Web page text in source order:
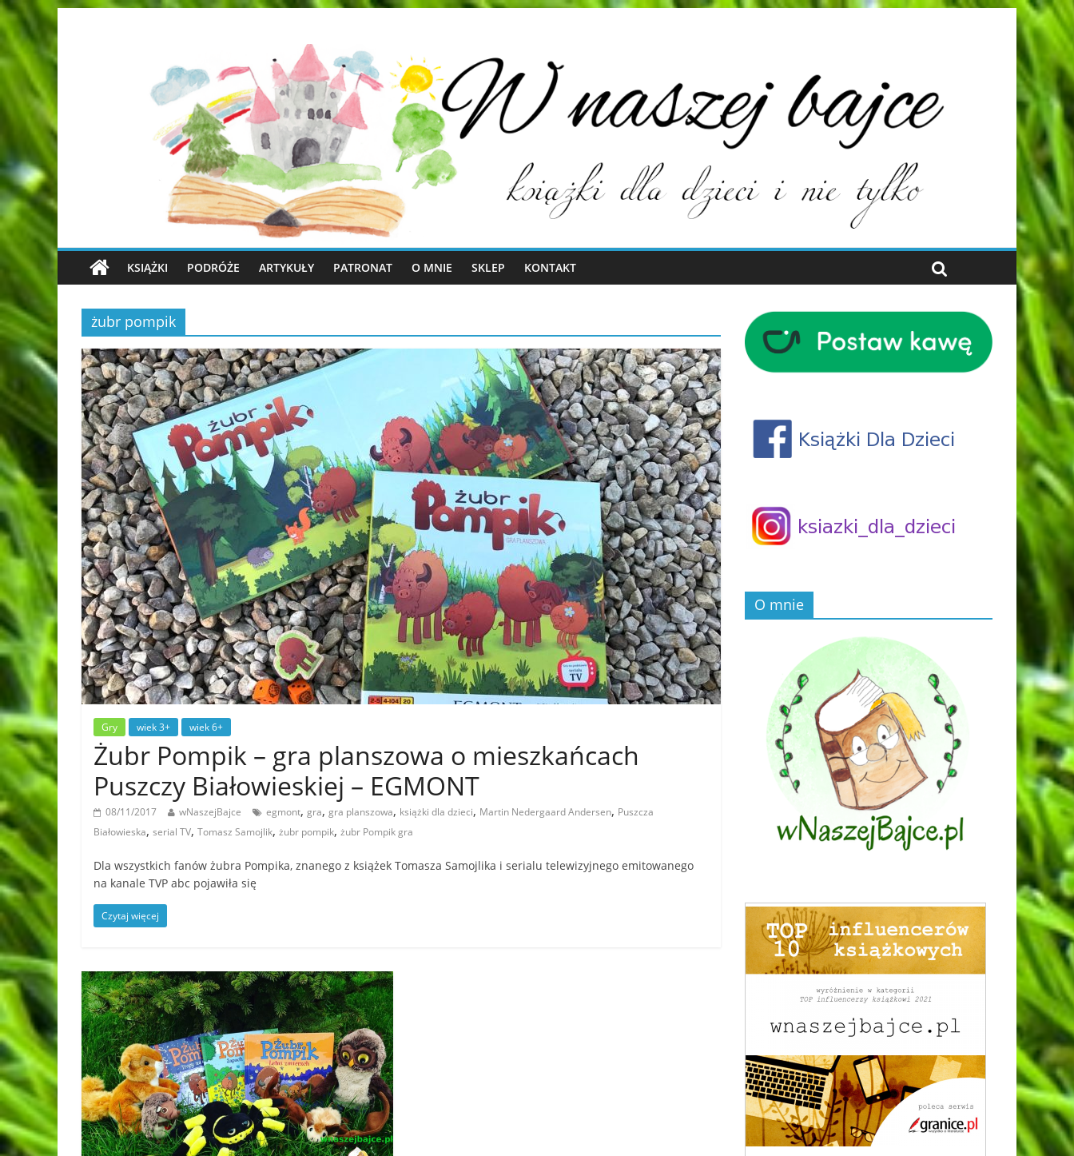
KSIĄŻKI PODRÓŻE ARTYKUŁY PATRONAT O MNIE SKLEP KONTAKT
żubr pompik
Gry wiek 3+ wiek 6+
Żubr Pompik – gra planszowa o mieszkańcach
Puszczy Białowieskiej – EGMONT
08/11/2017 wNaszejBajce egmont, gra, gra planszowa, książki dla dzieci, Martin Nedergaard Andersen, Puszcza
Białowieska, serial TV, Tomasz Samojlik, żubr pompik, żubr Pompik gra
Dla wszystkich fanów żubra Pompika, znanego z książek Tomasza Samojlika i serialu telewizyjnego emitowanego
na kanale TVP abc pojawiła się
Czytaj więcej
O mnie